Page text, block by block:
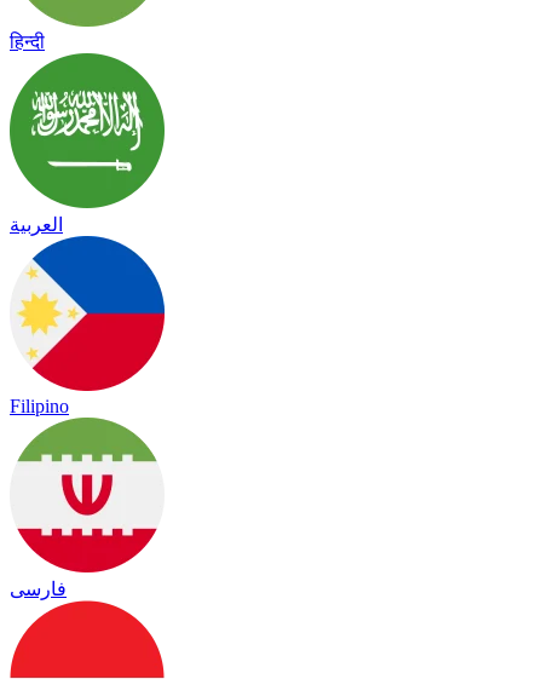
हिन्दी
العربية
Filipino
فارسی